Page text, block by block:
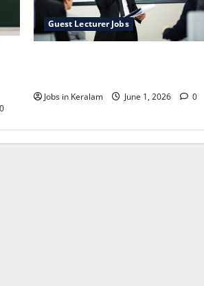
0
Guest Lecturer Jobs
Jobs in Keralam June 1, 2026 0